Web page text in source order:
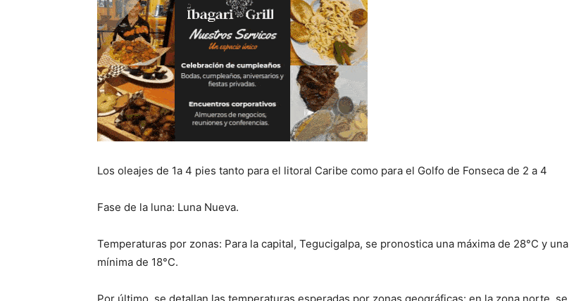
Los oleajes de 1a 4 pies tanto para el litoral Caribe como para el Golfo de Fonseca de 2 a 4
Fase de la luna: Luna Nueva.
Temperaturas por zonas: Para la capital, Tegucigalpa, se pronostica una máxima de 28°C y una
mínima de 18°C.